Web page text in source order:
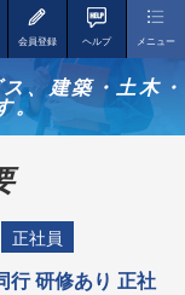
会員登録 ヘルプ メニュー
、建築・土木・
。
正社員
行 研修あり 正社